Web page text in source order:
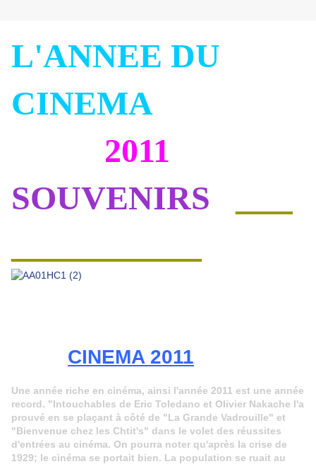
L'ANNEE DU
CINEMA
2011
SOUVENIRS
CINEMA 2011
Une année riche en cinéma, ainsi l'année 2011 est une année
record. "Intouchables de Eric Toledano et Olivier Nakache l'a
prouvé en se plaçant à côté de "La Grande Vadrouille" et
"Bienvenue chez les Chtit's" dans le volet des réussites
d'entrées au cinéma. On pourra noter qu'après la crise de
1929; le cinéma se portait bien. La population se ruait au